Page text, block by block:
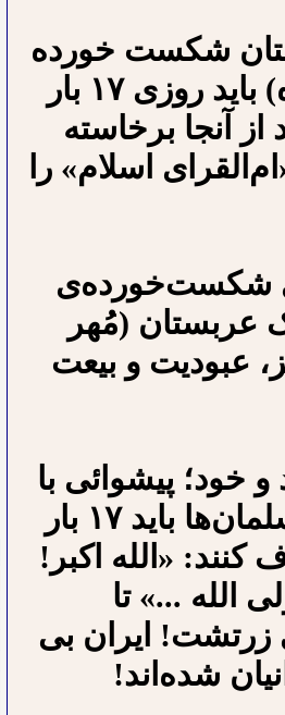
شکست خورده‌
بودند (وهنوز هم این شکست جبران نشده) باید روزی ۱۷ بار
آنجا برخاسته
اسلام» را
شکست‌خورده‌ی
خاک عربستان (مُهر
عبودیت و بیعت
و خود؛ پیشوائی با
نام زرتشت داشتند، پس از شکست از مسلمان‌ها باید ۱۷ بار
کنند: «الله اکبر!
الله ...» تا
زرتشت! ایران بی
شده‌اند!